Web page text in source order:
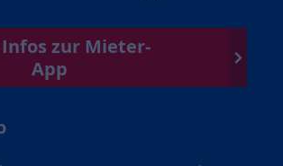
zur Mieter-
App